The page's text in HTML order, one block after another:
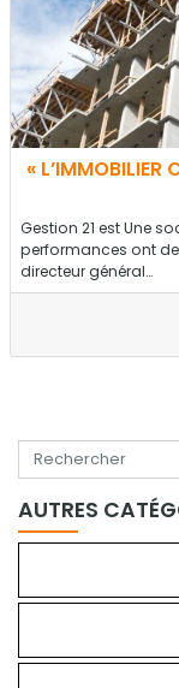
« L’IMMOBILIER
Gestion 21 est Une
performances ont
directeur général…
Tapez votre
AUTRES